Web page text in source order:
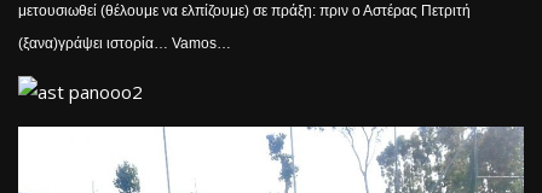
μετουσιωθεί (θέλουμε να ελπίζουμε) σε πράξη: πριν ο Αστέρας Πετριτή
(ξανα)γράψει ιστορία… Vamos